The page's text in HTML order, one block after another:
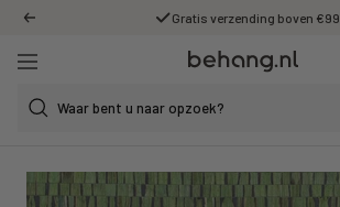
naar
content
Vorige Gratis verzending boven €99
Behang.nl
Navigatie